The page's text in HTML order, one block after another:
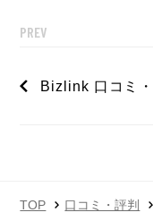
PREV
Bizlink 口コミ
TOP 口コミ・評判